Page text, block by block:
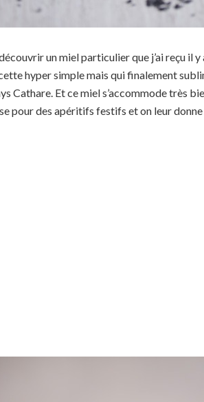
un miel particulier que j’ai reçu il
hyper simple mais qui finalement
Cathare. Et ce miel s’accommode très
pour des apéritifs festifs et on leur donne